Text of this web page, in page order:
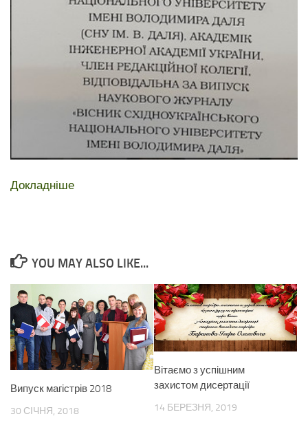
Докладніше
YOU MAY ALSO LIKE...
Випуск магістрів 2018
30 СІЧНЯ, 2018
Вітаємо з успішним
захистом дисертації
14 БЕРЕЗНЯ, 2019